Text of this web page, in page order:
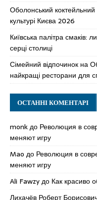
Оболонський
культурі Києва 2026
Київська палітра смаків:
серці столиці
Сімейний відпочинок на
найкращі ресторани для
ОСТАННІ КОМЕНТАРІ
monkдо Революция в
меняют игру
Mao до Революция в
меняют игру
Ali Fawzyдо Как красиво
Лихачёв Роберт